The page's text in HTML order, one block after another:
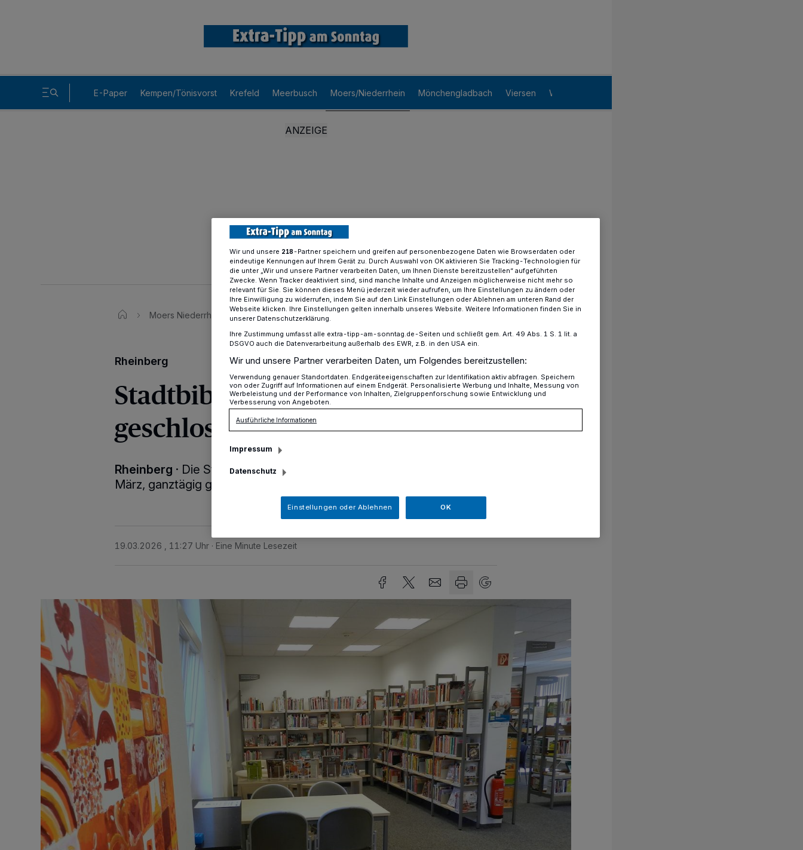
E-Paper Kempen/Tönisvorst Krefeld Meerbusch Moers/Niederrhein Mönchengladbach Viersen Willich
Moers Niederrhein Stadtbibliothek bleibt ganztägig geschlossen
Rheinberg
Stadtbibliothek bleibt ganztägig
geschlossen
Rheinberg · Die Stadtbibliothek Rheinberg bleibt am Freitag, 20.
März, ganztägig geschlossen.
19.03.2026 , 11:27 Uhr Eine Minute Lesezeit
Wir und unsere 218-Partner speichern und greifen auf personenbezogene Daten wie Browserdaten oder
eindeutige Kennungen auf Ihrem Gerät zu. Durch Auswahl von OK aktivieren Sie Tracking-Technologien für
die unter „Wir und unsere Partner verarbeiten Daten, um Ihnen Dienste bereitzustellen“ aufgeführten
Zwecke. Wenn Tracker deaktiviert sind, sind manche Inhalte und Anzeigen möglicherweise nicht mehr so
relevant für Sie. Sie können dieses Menü jederzeit wieder aufrufen, um Ihre Einstellungen zu ändern oder
Ihre Einwilligung zu widerrufen, indem Sie auf den Link Einstellungen oder Ablehnen am unteren Rand der
Webseite klicken. Ihre Einstellungen gelten innerhalb unseres Website. Weitere Informationen finden Sie in
unserer Datenschutzerklärung.
Ihre Zustimmung umfasst alle extra-tipp-am-sonntag.de-Seiten und schließt gem. Art. 49 Abs. 1 S. 1 lit. a
DSGVO auch die Datenverarbeitung außerhalb des EWR, z.B. in den USA ein.
Wir und unsere Partner verarbeiten Daten, um Folgendes bereitzustellen:
Verwendung genauer Standortdaten. Endgeräteeigenschaften zur Identifikation aktiv abfragen. Speichern
von oder Zugriff auf Informationen auf einem Endgerät. Personalisierte Werbung und Inhalte, Messung von
Werbeleistung und der Performance von Inhalten, Zielgruppenforschung sowie Entwicklung und
Verbesserung von Angeboten.
Ausführliche Informationen
Impressum
Datenschutz
Einstellungen oder Ablehnen OK